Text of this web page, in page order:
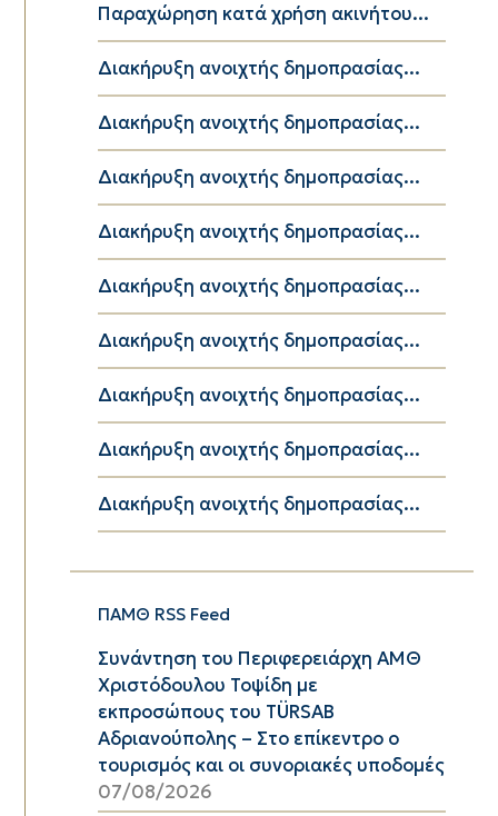
Παραχώρηση κατά χρήση ακινήτου...
Διακήρυξη ανοιχτής δημοπρασίας...
Διακήρυξη ανοιχτής δημοπρασίας...
Διακήρυξη ανοιχτής δημοπρασίας...
Διακήρυξη ανοιχτής δημοπρασίας...
Διακήρυξη ανοιχτής δημοπρασίας...
Διακήρυξη ανοιχτής δημοπρασίας...
Διακήρυξη ανοιχτής δημοπρασίας...
Διακήρυξη ανοιχτής δημοπρασίας...
Διακήρυξη ανοιχτής δημοπρασίας...
ΠΑΜΘ RSS Feed
Συνάντηση του Περιφερειάρχη ΑΜΘ
Χριστόδουλου Τοψίδη με
εκπροσώπους του TÜRSAB
Αδριανούπολης – Στο επίκεντρο ο
τουρισμός και οι συνοριακές υποδομές
07/08/2026